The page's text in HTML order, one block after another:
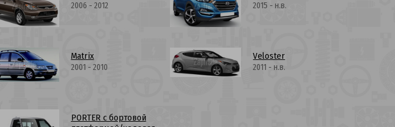
2006 - 2012
Matrix
2001 - 2010
PORTER c бортовой
2015 - н.в.
Veloster
2011 - н.в.